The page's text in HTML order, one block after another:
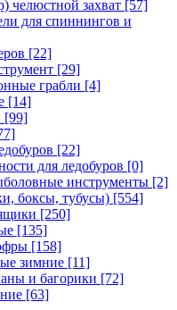
челюстной захват [57]
для спиннингов и
[22]
[29]
грабли [4]
[14]
[99]
[22]
для ледобуров [0]
инструменты [2]
боксы, тубусы) [554]
[250]
[135]
[158]
зимние [11]
и багорики [72]
[63]